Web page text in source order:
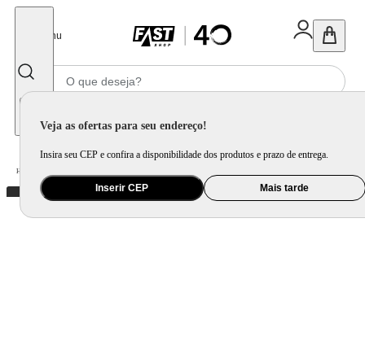
Menu
Veja as ofertas para seu endereço!
Insira seu CEP e confira a disponibilidade dos produtos e prazo de entrega.
Inserir CEP Mais tarde
Home